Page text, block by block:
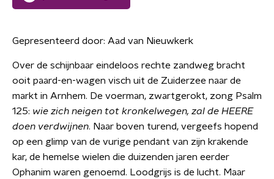
Gepresenteerd door: Aad van Nieuwkerk
Over de schijnbaar eindeloos rechte zandweg bracht
ooit paard-en-wagen visch uit de Zuiderzee naar de
markt in Arnhem. De voerman, zwartgerokt, zong Psalm
125: wie zich neigen tot kronkelwegen, zal de HEERE
doen verdwijnen. Naar boven turend, vergeefs hopend
op een glimp van de vurige pendant van zijn krakende
kar, de hemelse wielen die duizenden jaren eerder
Ophanim waren genoemd. Loodgrijs is de lucht. Maar